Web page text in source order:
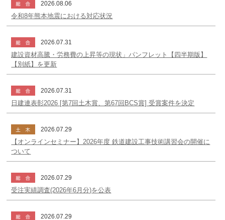
2026.08.06
令和8年熊本地震における対応状況
2026.07.31
建設資材高騰・労務費の上昇等の現状」パンフレット【四半期版】
【別紙】を更新
2026.07.31
日建連表彰2026 [第7回土木賞、第67回BCS賞] 受賞案件を決定
2026.07.29
【オンラインセミナー】2026年度 鉄道建設工事技術講習会の開催に
ついて
2026.07.29
受注実績調査(2026年6月分)を公表
2026.07.29